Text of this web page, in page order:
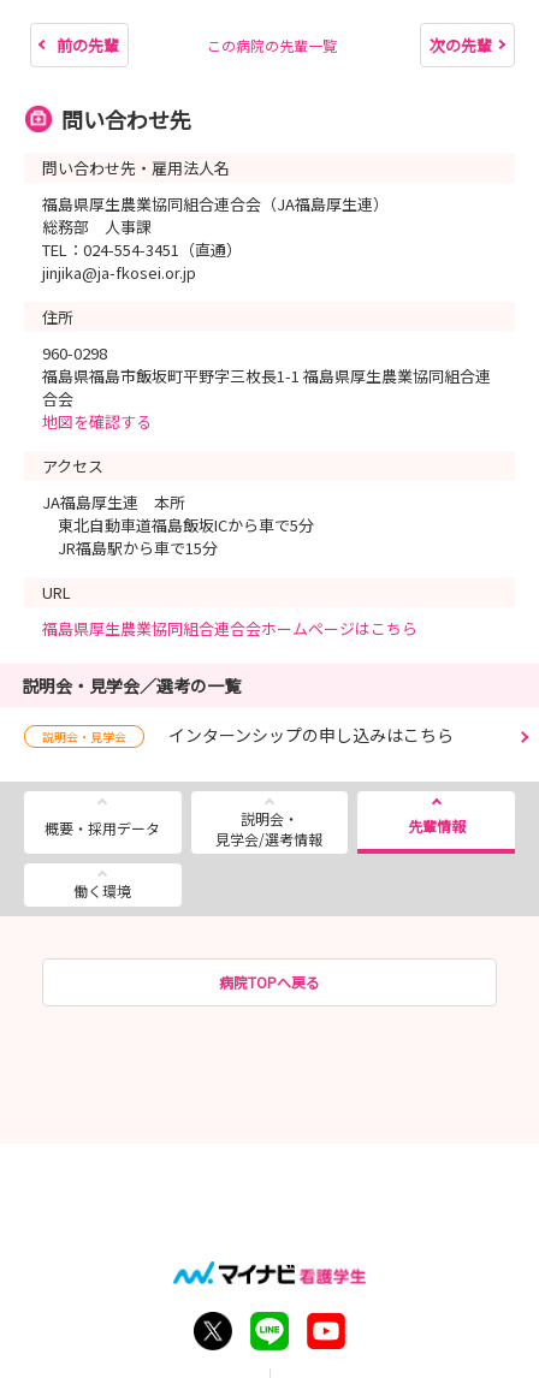
前の先輩 この病院の先輩一覧 次の先輩
問い合わせ先
問い合わせ先・雇用法人名
福島県厚生農業協同組合連合会（JA福島厚生連）
総務部 人事課
TEL：024-554-3451（直通）
jinjika@ja-fkosei.or.jp
住所
960-0298
福島県福島市飯坂町平野字三枚長1-1 福島県厚生農業協同組合連
合会
地図を確認する
アクセス
JA福島厚生連 本所
東北自動車道福島飯坂ICから車で5分
JR福島駅から車で15分
URL
福島県厚生農業協同組合連合会ホームページはこちら
説明会・見学会／選考の一覧
説明会・見学会 インターンシップの申し込みはこちら
概要・採用データ
説明会・
見学会/選考情報
先輩情報
働く環境
病院TOPへ戻る